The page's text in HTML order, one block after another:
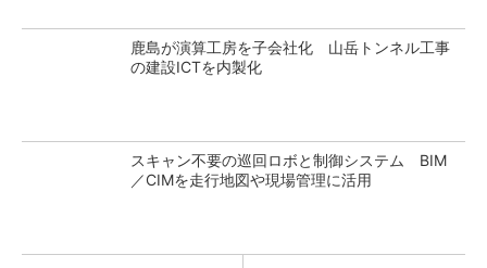
鹿島が演算工房を子会社化 山岳トンネル工事
の建設ICTを内製化
スキャン不要の巡回ロボと制御システム BIM
／CIMを走行地図や現場管理に活用